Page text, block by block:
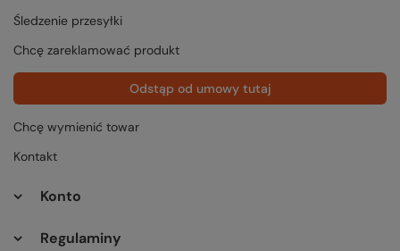
Śledzenie przesyłki
Chcę zareklamować produkt
Odstąp od umowy tutaj
Chcę wymienić towar
Kontakt
Konto
Regulaminy